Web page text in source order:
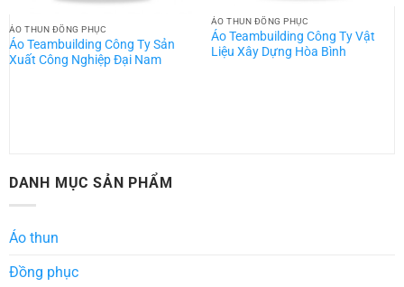
ÁO THUN ĐỒNG PHỤC
Áo Teambuilding Công Ty Sản
Xuất Công Nghiệp Đại Nam
ÁO THUN ĐỒNG PHỤC
Áo Teambuilding Công Ty Vật
Liệu Xây Dựng Hòa Bình
DANH MỤC SẢN PHẨM
Áo thun
Đồng phục